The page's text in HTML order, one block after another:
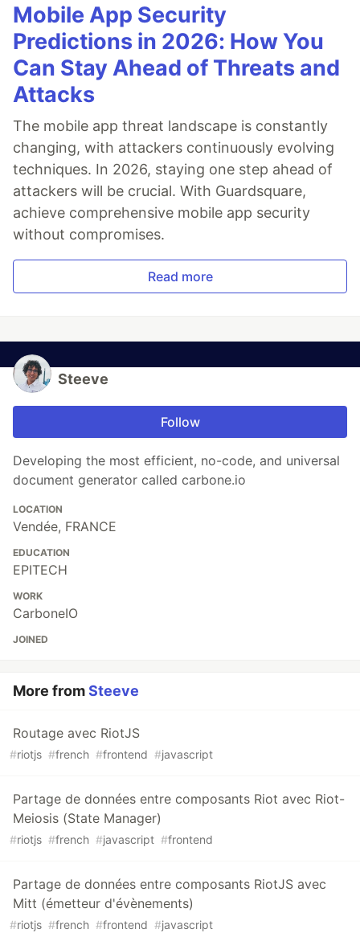
Mobile App Security
Predictions in 2026: How You
Can Stay Ahead of Threats and
Attacks
The mobile app threat landscape is constantly
changing, with attackers continuously evolving
techniques. In 2026, staying one step ahead of
attackers will be crucial. With Guardsquare,
achieve comprehensive mobile app security
without compromises.
Read more
Steeve
Follow
Developing the most efficient, no-code, and universal
document generator called carbone.io
LOCATION
Vendée, FRANCE
EDUCATION
EPITECH
WORK
CarboneIO
JOINED
More fromSteeve
Routage avec RiotJS
#riotjs #french #frontend #javascript
Partage de données entre composants Riot avec Riot-
Meiosis (State Manager)
#riotjs #french #javascript #frontend
Partage de données entre composants RiotJS avec
Mitt (émetteur d'évènements)
#riotjs #french #frontend #javascript